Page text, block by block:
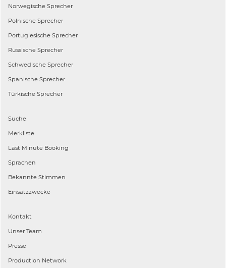
Norwegische Sprecher
Polnische Sprecher
Portugiesische Sprecher
Russische Sprecher
Schwedische Sprecher
Spanische Sprecher
Türkische Sprecher
Suche
Merkliste
Last Minute Booking
Sprachen
Bekannte Stimmen
Einsatzzwecke
Kontakt
Unser Team
Presse
Production Network